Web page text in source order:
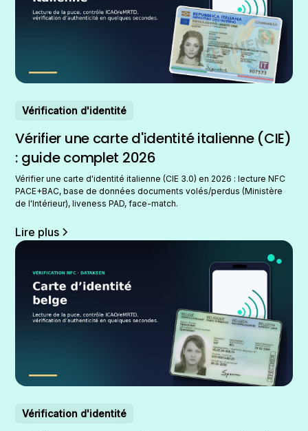
Vérification d'identité
Vérifier une carte d'identité italienne (CIE)
: guide complet 2026
Vérifier une carte d'identité italienne (CIE 3.0) en 2026 : lecture NFC
PACE+BAC, base de données documents volés/perdus (Ministère
de l'Intérieur), liveness PAD, face-match.
Lire plus
Vérification d'identité